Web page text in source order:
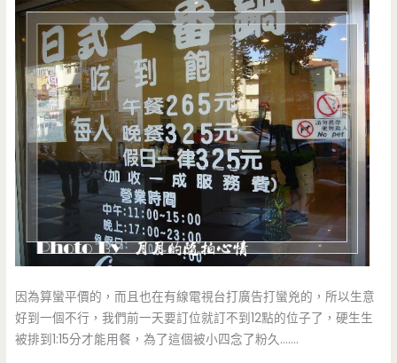
因為算蠻平價的，而且也在有線電視台打廣告打蠻兇的，所以生意
好到一個不行，我們前一天要訂位就訂不到12點的位子了，硬生生
被排到1:15分才能用餐，為了這個被小四念了粉久…….